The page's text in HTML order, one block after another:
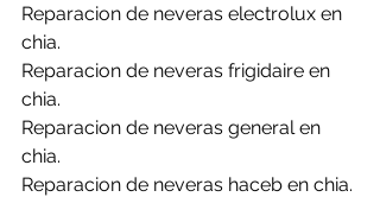
Reparacion de neveras electrolux en
chia.
Reparacion de neveras frigidaire en
chia.
Reparacion de neveras general en
chia.
Reparacion de neveras haceb en chia.